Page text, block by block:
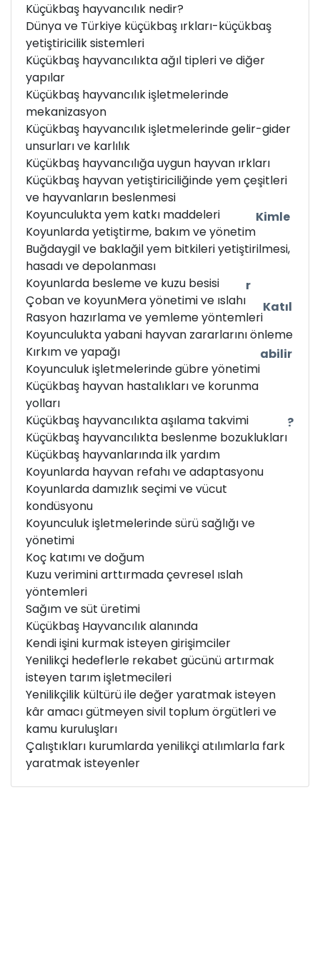
Küçükbaş hayvancılık nedir?
Dünya ve Türkiye küçükbaş ırkları-küçükbaş
yetiştiricilik sistemleri
Küçükbaş hayvancılıkta ağıl tipleri ve diğer
yapılar
Küçükbaş hayvancılık işletmelerinde
mekanizasyon
Küçükbaş hayvancılık işletmelerinde gelir-gider
unsurları ve karlılık
Küçükbaş hayvancılığa uygun hayvan ırkları
Küçükbaş hayvan yetiştiriciliğinde yem çeşitleri
ve hayvanların beslenmesi
Koyunculukta yem katkı maddeleri
Koyunlarda yetiştirme, bakım ve yönetim
Buğdaygil ve baklağil yem bitkileri yetiştirilmesi,
hasadı ve depolanması
Koyunlarda besleme ve kuzu besisi
Çoban ve koyunMera yönetimi ve ıslahı
Rasyon hazırlama ve yemleme yöntemleri
Koyunculukta yabani hayvan zararlarını önleme
Kırkım ve yapağı
Koyunculuk işletmelerinde gübre yönetimi
Küçükbaş hayvan hastalıkları ve korunma
yolları
Küçükbaş hayvancılıkta aşılama takvimi
Küçükbaş hayvancılıkta beslenme bozuklukları
Küçükbaş hayvanlarında ilk yardım
Koyunlarda hayvan refahı ve adaptasyonu
Koyunlarda damızlık seçimi ve vücut
kondüsyonu
Koyunculuk işletmelerinde sürü sağlığı ve
yönetimi
Koç katımı ve doğum
Kuzu verimini arttırmada çevresel ıslah
yöntemleri
Sağım ve süt üretimi
Kimle
r
Katıl
abilir
?
Küçükbaş Hayvancılık alanında
Kendi işini kurmak isteyen girişimciler
Yenilikçi hedeflerle rekabet gücünü artırmak
isteyen tarım işletmecileri
Yenilikçilik kültürü ile değer yaratmak isteyen
kâr amacı gütmeyen sivil toplum örgütleri ve
kamu kuruluşları
Çalıştıkları kurumlarda yenilikçi atılımlarla fark
yaratmak isteyenler